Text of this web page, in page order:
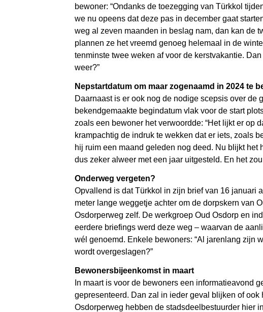
bewoner: “Ondanks de toezegging van Türkkol
we nu opeens dat deze pas in december gaat
weg al zeven maanden in beslag nam, dan kan de
plannen ze het vreemd genoeg helemaal in de
tenminste twee weken af voor de kerstvakantie.
weer?”
Nepstartdatum om maar zogenaamd in 2024 te
Daarnaast is er ook nog de nodige scepsis over de
bekendgemaakte begindatum vlak voor de start
zoals een bewoner het verwoordde: “Het lijkt er op
krampachtig de indruk te wekken dat er iets, zoals
hij ruim een maand geleden nog deed. Nu blijkt
dus zeker alweer met een jaar uitgesteld. En het
Onderweg vergeten?
Opvallend is dat Türkkol in zijn brief van 16 januari
meter lange weggetje achter om de dorpskern van
Osdorperweg zelf. De werkgroep Oud Osdorp en
eerdere briefings werd deze weg – waarvan de
wél genoemd. Enkele bewoners: “Al jarenlang zijn
wordt overgeslagen?”
Bewonersbijeenkomst in maart
In maart is voor de bewoners een informatieavond
gepresenteerd. Dan zal in ieder geval blijken of
Osdorperweg hebben de stadsdeelbestuurder hier